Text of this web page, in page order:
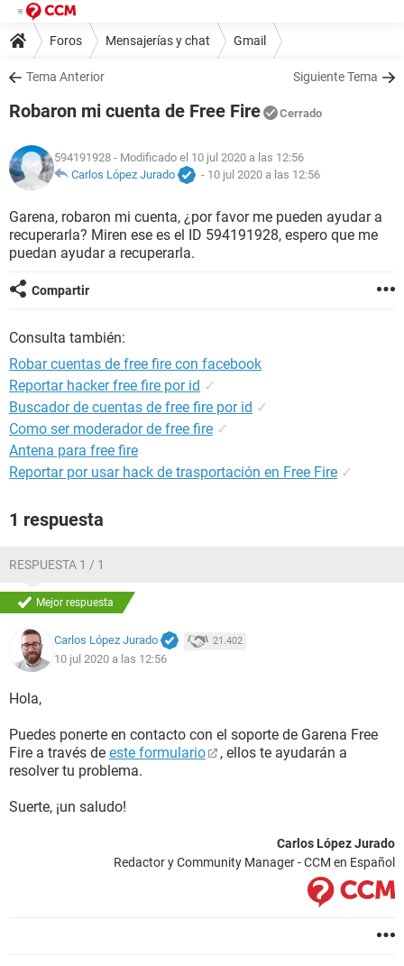
Foros Mensajerías y chat Gmail
Tema Anterior Siguiente Tema
Robaron mi cuenta de Free Fire Cerrado
594191928 - Modificado el 10 jul 2020 a las 12:56
Carlos López Jurado
- 10 jul 2020 a las 12:56
Garena, robaron mi cuenta, ¿por favor me pueden ayudar a
recuperarla? Miren ese es el ID 594191928, espero que me
puedan ayudar a recuperarla.
Compartir
Consulta también:
Robar cuentas de free fire con facebook
Reportar hacker free fire por id ✓
Buscador de cuentas de free fire por id ✓
Como ser moderador de free fire ✓
Antena para free fire
Reportar por usar hack de trasportación en Free Fire ✓
1 respuesta
RESPUESTA 1 / 1
Mejor respuesta
Carlos López Jurado 21.402
10 jul 2020 a las 12:56
Hola,
Puedes ponerte en contacto con el soporte de Garena Free
Fire a través de este formulario
, ellos te ayudarán a
resolver tu problema.
Suerte, ¡un saludo!
Carlos López Jurado
Redactor y Community Manager - CCM en Español